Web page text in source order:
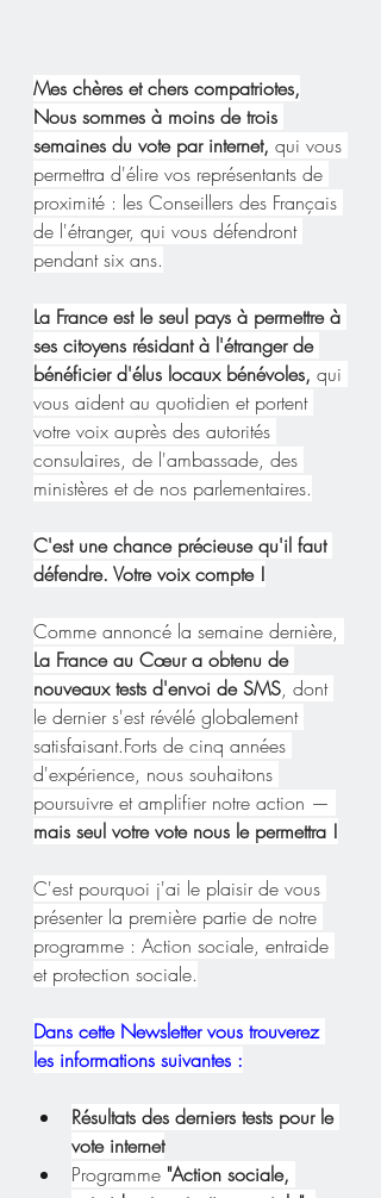
Mes chères et chers compatriotes,
Nous sommes à moins de trois
semaines du vote par internet, qui vous
permettra d'élire vos représentants de
proximité : les Conseillers des Français
de l'étranger, qui vous défendront
pendant six ans.
La France est le seul pays à permettre à
ses citoyens résidant à l'étranger de
bénéficier d'élus locaux bénévoles, qui
vous aident au quotidien et portent
votre voix auprès des autorités
consulaires, de l'ambassade, des
ministères et de nos parlementaires.
C'est une chance précieuse qu'il faut
défendre. Votre voix compte !
Comme annoncé la semaine dernière,
La France au Cœur a obtenu de
nouveaux tests d'envoi de SMS, dont
le dernier s'est révélé globalement
satisfaisant.Forts de cinq années
d'expérience, nous souhaitons
poursuivre et amplifier notre action —
mais seul votre vote nous le permettra !
C'est pourquoi j'ai le plaisir de vous
présenter la première partie de notre
programme : Action sociale, entraide
et protection sociale.
Dans cette Newsletter vous trouverez
les informations suivantes :
Résultats des derniers tests pour le
vote internet
Programme "Action sociale,